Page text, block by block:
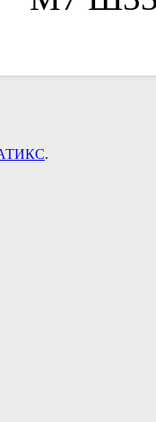
.